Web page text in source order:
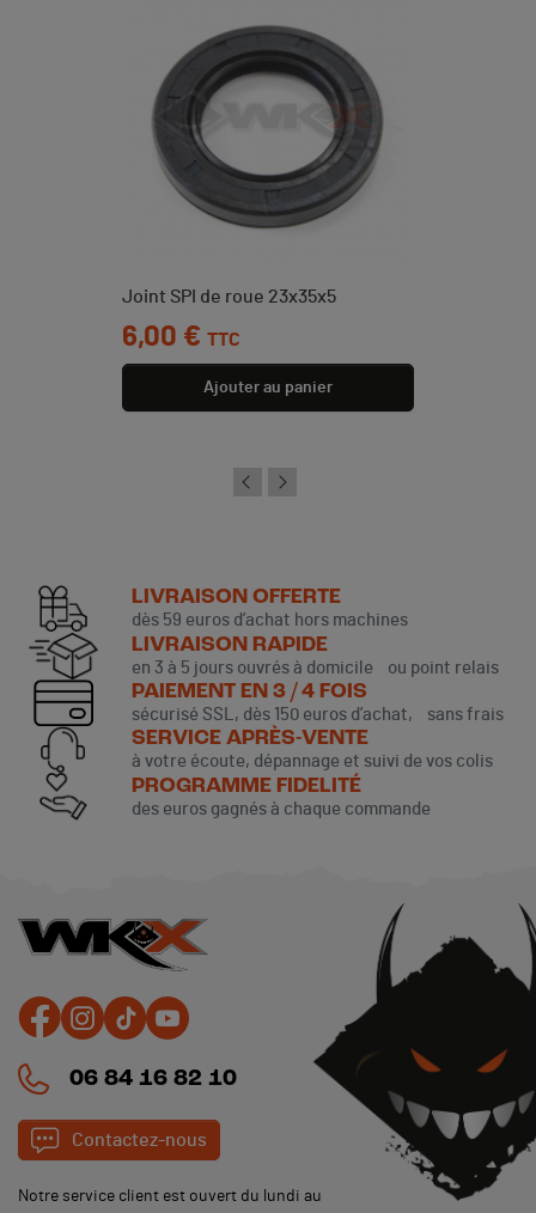
(1 avis)
Joint SPI de roue 23x35x5
Prix
6,00 € TTC
Ajouter au panier
LIVRAISON OFFERTE
dès 59 euros d’achat hors machines
LIVRAISON RAPIDE
en 3 à 5 jours ouvrés à domicile ou point relais
PAIEMENT EN 3 / 4 FOIS
sécurisé SSL, dès 150 euros d’achat, sans frais
SERVICE APRÈS-VENTE
à votre écoute, dépannage et suivi de vos colis
PROGRAMME FIDELITÉ
des euros gagnés à chaque commande
06 84 16 82 10
Contactez-nous
Notre service client est ouvert du lundi au